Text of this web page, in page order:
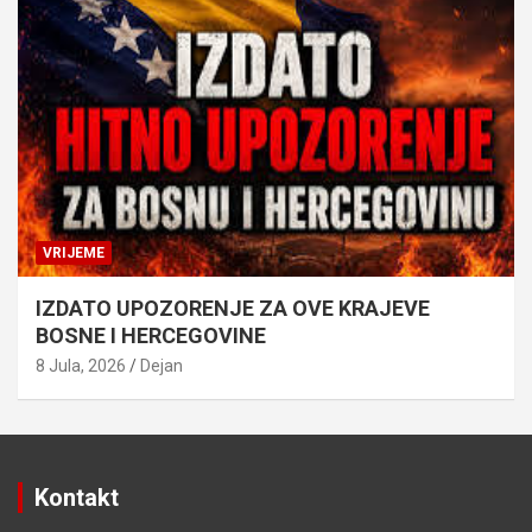
VRIJEME
IZDATO UPOZORENJE ZA OVE KRAJEVE
BOSNE I HERCEGOVINE
8 Jula, 2026 Dejan
Kontakt